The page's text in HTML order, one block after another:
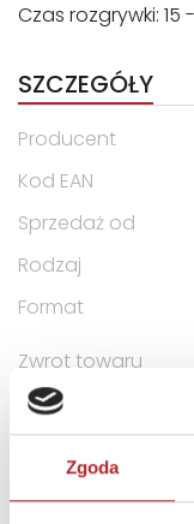
Zgoda
Czas rozgrywki: 15
SZCZEGÓŁY
Producent
Kod EAN
Sprzedaż od
Rodzaj
Format
Zwrot towaru
DANE OSOBY
Nazwa